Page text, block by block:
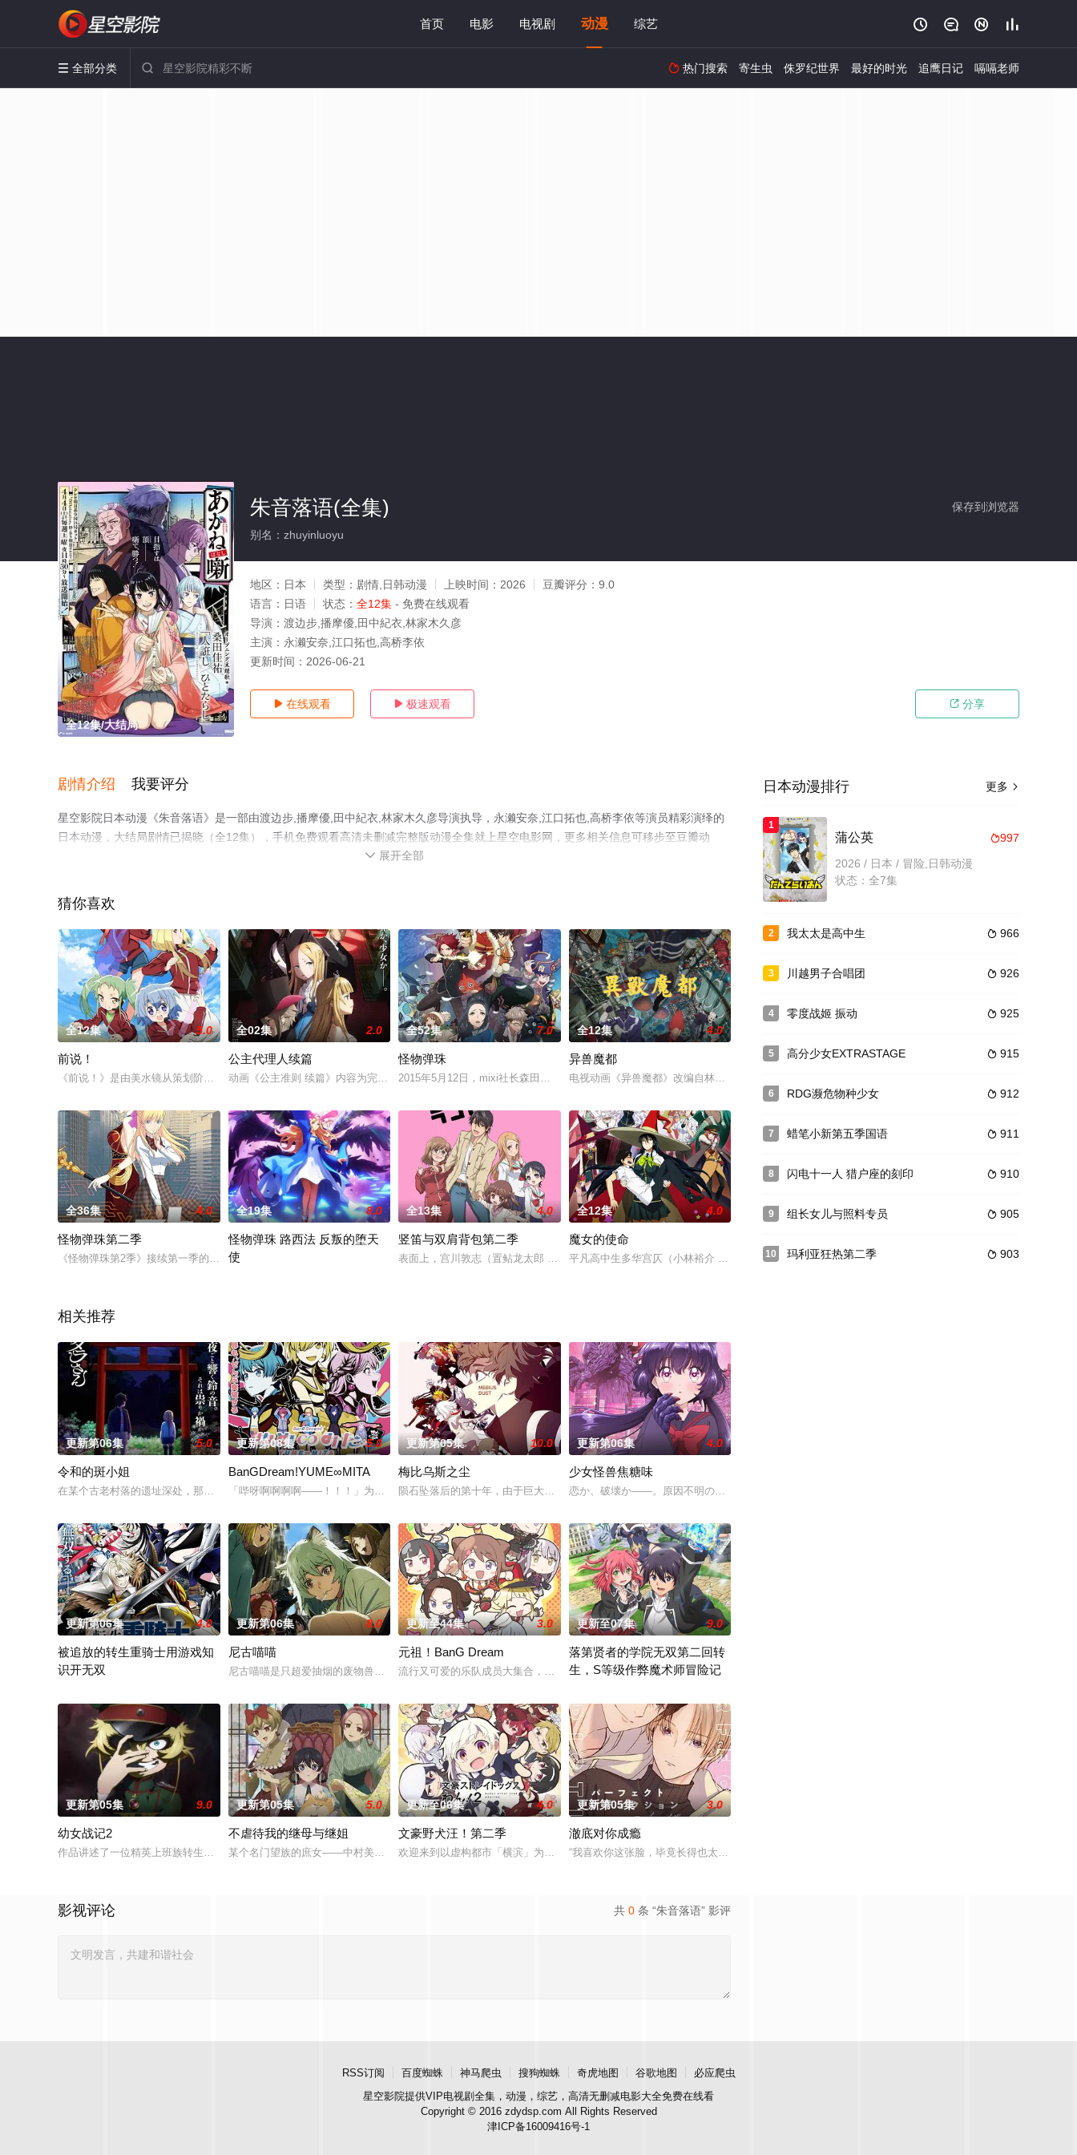
首页 电影 电视剧 动漫 综艺    
 全部分类   热门搜索 寄生虫 侏罗纪世界 最好的时光 追鹰日记 嗝嗝老师
全12集/大结局
保存到浏览器
朱音落语(全集)
别名：zhuyinluoyu
地区： 日本 类型： 剧情,日韩动漫 上映时间： 2026 豆瓣评分： 9.0
语言： 日语 状态： 全12集 - 免费在线观看
导演： 渡边步,播摩優,田中紀衣,林家木久彦
主演： 永濑安奈,江口拓也,高桥李依
更新时间： 2026-06-21
 在线观看  极速观看  分享
剧情介绍 我要评分
星空影院日本动漫《朱音落语》是一部由渡边步,播摩優,田中紀衣,林家木久彦导演执导，永濑安奈,江口拓也,高桥李依等演员精彩演绎的
日本动漫，大结局剧情已揭晓（全12集），手机免费观看高清未删减完整版动漫全集就上星空电影网，更多相关信息可移步至豆瓣动
 展开全部
猜你喜欢
全12集 5.0
前说！
《前说！》是由美水镜从策划阶段开始参与，并担任角色草案的原创电视动画，2020年10月4日在东京首都电视台、AT-X等频道开播。4名以搞笑艺人为目标的19岁年轻
全02集 2.0
公主代理人续篇
动画《公主准则 续篇》内容为完全新作的续篇。全6章，2019年开始陆续上映！描述TV动画后的全新故事。在东西分裂的伦敦所展开的，少女们的谍战动作剧！舞台是19世
全52集 7.0
怪物弹珠
2015年5月12日，mixi社长森田仁基发表了公司旗下游戏《怪物弹珠》的新企划，内容包括动画化及3DS版游戏的发售，其中网络动画将以每集7分
全12集 4.0
异兽魔都
电视动画《异兽魔都》改编自林田球创作的同名漫画，于2018年11月12日宣布了动画化的消息，由MAPPA负
全36集 4.0
怪物弹珠第二季
《怪物弹珠第2季》接续第一季的剧情，与握有钥匙的水泽葵，影月明，若叶皆实一起，如今的莲正迈出通往谜团的一步。主人公·焰莲回到曾经住过的街道·神之原，感受到了违和
全19集 8.0
怪物弹珠 路西法 反叛的堕天
使
全13集 4.0
竖笛与双肩背包第二季
表面上，宫川敦志（置鲇龙太郎 配音）是一个身高一米八的成熟男性，可实际上，他只是一个小学五年级的少年。由于身高而在女生中间有着意外
全12集 4.0
魔女的使命
平凡高中生多华宫仄（小林裕介 配音），过着平平无奇的日子。学校里最受欢迎的被称为“公主”的火火里绫
相关推荐
更新第06集 5.0
令和的斑小姐
在某个古老村落的遗址深处，那一片禁止入内的区域里，存在着被口口相传为“窥之生厄、亵之招祟”的“不可触碰之物”。世代担任山神守护的三十木谷家的孩子——日向和薰，在
更新第08集 5.0
BanGDream!YUME∞MITA
「哔呀啊啊啊啊——！！！」为了乐团出道而突然集结的团员们！虽然每个人都拥有耀眼夺目的个性与实力，但现在的她们根本无法进行任何乐团活动。这群女孩，以及这个乐团，究
更新第05集 10.0
梅比乌斯之尘
陨石坠落后的第十年，由于巨大结晶释放出的神秘粒子“梅比乌斯之尘”的影响，一部分孩子获得了名为“拉姆斯”的特殊能力。这些特殊能力者由于生
更新第06集 4.0
少女怪兽焦糖味
恋か、破壊か――。原因不明の病に悩まされている女子高生・赤石黒絵（クロエ）。不器用で人との交流を
更新第06集 4.0
被追放的转生重骑士用游戏知
识开无双
更新第06集 8.0
尼古喵喵
尼古喵喵是只超爱抽烟的废物兽人！因为缺乏伦理与卫生观念，不是把烟头往窗外乱丢，就是对人乱吐口水，偶尔还会做出一些违法乱纪的事。幸好她身边有贴心的管家婆妹妹猫以及
更新至44集 3.0
元祖！BanG Dream
流行又可爱的乐队成员大集合，充满前卫魅力的痛快女子乐队喜剧！来这里吧邦多利你和我都是邦多利！
更新至07集 9.0
落第贤者的学院无双第二回转
生，S等级作弊魔术师冒险记
更新第05集 9.0
幼女战记2
作品讲述了一位精英上班族转生至战火纷飞的异世界，成为少女谭雅·提古雷查夫，并凭借前世的理智与知识在帝国军中步步高升的故事
更新第05集 5.0
不虐待我的继母与继姐
某个名门望族的庶女——中村美冶，原本与母亲两人过着虽清贫却幸福的生活。然而有一天，她深爱的母亲去世了，美冶被鸿藏家族的本家收养。在那里等待她的，是继母照子，以及
更新至06集 4.0
文豪野犬汪！第二季
欢迎来到以虚构都市「横滨」为舞台，一众如同疯跑乱咬、四处乱窜的迷途犬们，热热闹闹、鸡飞狗跳的日常世界！依旧针锋相对、冲突不断的两
更新第05集 3.0
澈底对你成瘾
“我喜欢你这张脸，毕竟长得也太好看了吧。”明仁是个颜控、私生活风流不羁的大学生，偏偏看不顺眼长相貌
共 0 条 “朱音落语” 影评
影视评论
更多 
日本动漫排行
1
997
蒲公英
2026 / 日本 / 冒险,日韩动漫
状态：全7集
2  966
我太太是高中生
3  926
川越男子合唱团
4  925
零度战姬 振动
5  915
高分少女EXTRASTAGE
6  912
RDG濒危物种少女
7  911
蜡笔小新第五季国语
8  910
闪电十一人 猎户座的刻印
9  905
组长女儿与照料专员
10  903
玛利亚狂热第二季
RSS订阅 百度蜘蛛 神马爬虫 搜狗蜘蛛 奇虎地图 谷歌地图
必应爬虫
星空影院提供VIP电视剧全集，动漫，综艺，高清无删减电影大全免费在线看
Copyright © 2016 zdydsp.com All Rights Reserved
津ICP备16009416号-1